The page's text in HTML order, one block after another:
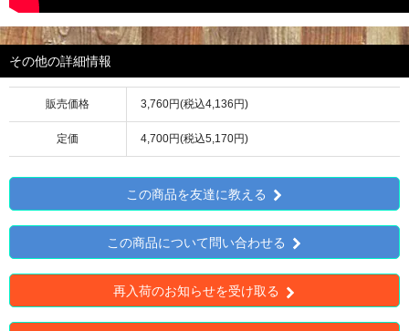
その他の詳細情報
販売価格 3,760円(税込4,136円)
定価 4,700円(税込5,170円)
この商品を友達に教える
この商品について問い合わせる
再入荷のお知らせを受け取る